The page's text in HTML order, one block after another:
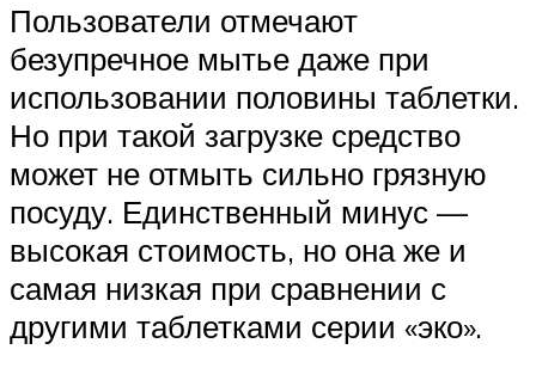
Пользователи отмечают
безупречное мытье даже при
использовании половины таблетки.
Но при такой загрузке средство
может не отмыть сильно грязную
посуду. Единственный минус —
высокая стоимость, но она же и
самая низкая при сравнении с
другими таблетками серии «эко».